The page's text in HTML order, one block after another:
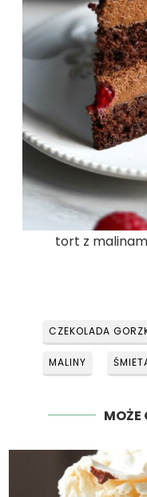
tort z
CZEKOLADA
MALINY
MOŻE